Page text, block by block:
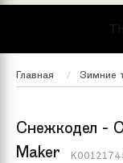
Главная Зимние
Снежкодел -
Maker